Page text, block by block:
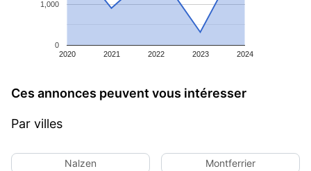
2020 2021 2022 2023 2024
0
1,000
Ces annonces peuvent vous intéresser
Par villes
Nalzen Montferrier